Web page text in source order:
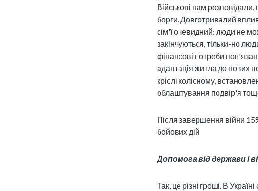
Військові нам
борги. Довготривалий
сім'ї очевидний: люди не
закінчуються, тільки-но
фінансові потреби
адаптація житла до нових
кріслі колісному,
облаштування подвір'я
Після завершення війни
бойових дій
Допомога від держави і
Так, це різні гроші. В